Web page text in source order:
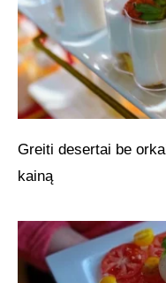
Greiti desertai be
kainą